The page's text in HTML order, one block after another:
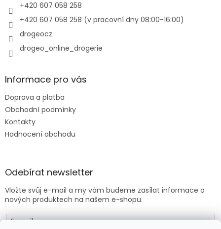
k
+420 607 058 258
+420 607 058 258 (v pracovní dny 08:00-16:00)
drogeocz
drogeo_online_drogerie
Informace pro vás
Doprava a platba
Obchodní podmínky
Kontakty
Hodnocení obchodu
Odebírat newsletter
Vložte svůj e-mail a my vám budeme zasílat informace o
nových produktech na našem e-shopu.
E-mail